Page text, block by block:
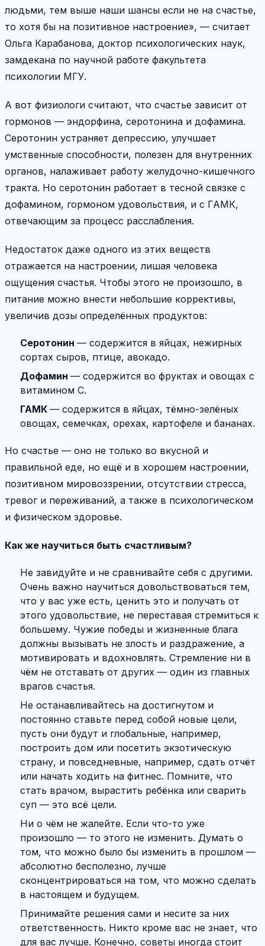
людьми, тем выше наши шансы если не на счастье,
то хотя бы на позитивное настроение», — считает
Ольга Карабанова, доктор психологических наук,
замдекана по научной работе факультета
психологии МГУ.
А вот физиологи считают, что счастье зависит от
гормонов — эндорфина, серотонина и дофамина.
Серотонин устраняет депрессию, улучшает
умственные способности, полезен для внутренних
органов, налаживает работу желудочно-кишечного
тракта. Но серотонин работает в тесной связке с
дофамином, гормоном удовольствия, и с ГАМК,
отвечающим за процесс расслабления.
Недостаток даже одного из этих веществ
отражается на настроении, лишая человека
ощущения счастья. Чтобы этого не произошло, в
питание можно внести небольшие коррективы,
увеличив дозы определённых продуктов:
Серотонин — содержится в яйцах, нежирных
сортах сыров, птице, авокадо.
Дофамин — содержится во фруктах и овощах с
витамином С.
ГАМК — содержится в яйцах, тёмно-зелёных
овощах, семечках, орехах, картофеле и бананах.
Но счастье — оно не только во вкусной и
правильной еде, но ещё и в хорошем настроении,
позитивном мировоззрении, отсутствии стресса,
тревог и переживаний, а также в психологическом
и физическом здоровье.
Как же научиться быть счастливым?
Не завидуйте и не сравнивайте себя с другими.
Очень важно научиться довольствоваться тем,
что у вас уже есть, ценить это и получать от
этого удовольствие, не переставая стремиться к
большему. Чужие победы и жизненные блага
должны вызывать не злость и раздражение, а
мотивировать и вдохновлять. Стремление ни в
чём не отставать от других — один из главных
врагов счастья.
Не останавливайтесь на достигнутом и
постоянно ставьте перед собой новые цели,
пусть они будут и глобальные, например,
построить дом или посетить экзотическую
страну, и повседневные, например, сдать отчёт
или начать ходить на фитнес. Помните, что
стать врачом, вырастить ребёнка или сварить
суп — это всё цели.
Ни о чём не жалейте. Если что-то уже
произошло — то этого не изменить. Думать о
том, что можно было бы изменить в прошлом —
абсолютно бесполезно, лучше
сконцентрироваться на том, что можно сделать
в настоящем и будущем.
Принимайте решения сами и несите за них
ответственность. Никто кроме вас не знает, что
для вас лучше. Конечно, советы иногда стоит